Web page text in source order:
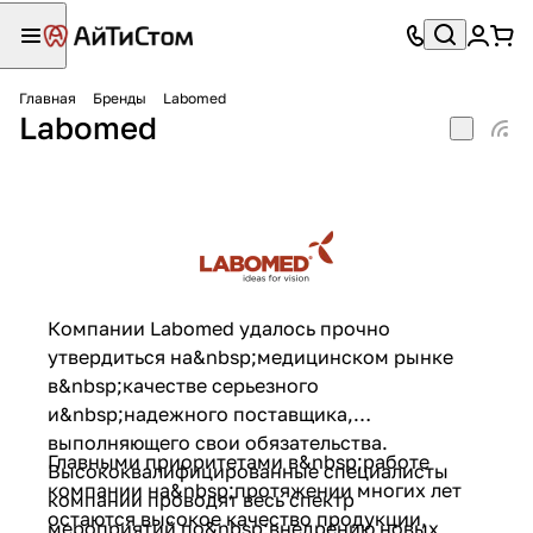
Главная Бренды Labomed
Labomed
Компании Labomed удалось прочно
утвердиться на&nbsp;медицинском рынке
в&nbsp;качестве серьезного
и&nbsp;надежного поставщика,
выполняющего свои обязательства.
Высококвалифицированные специалисты
компании проводят весь спектр
мероприятий по&nbsp;внедрению новых
Главными приоритетами в&nbsp;работе
компании на&nbsp;протяжении многих лет
остаются высокое качество продукции,